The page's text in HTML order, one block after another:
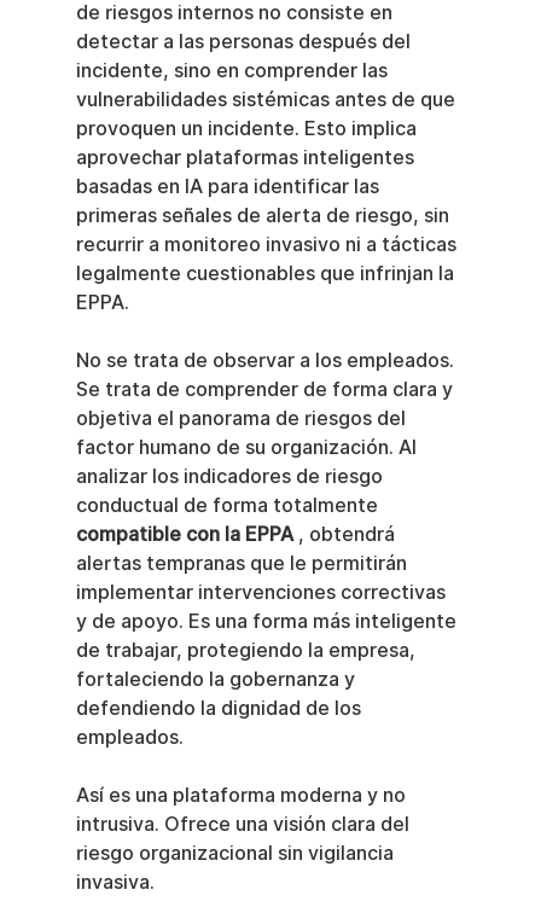
de riesgos internos no consiste en
detectar a las personas después del
incidente, sino en comprender las
vulnerabilidades sistémicas antes de que
provoquen un incidente. Esto implica
aprovechar plataformas inteligentes
basadas en IA para identificar las
primeras señales de alerta de riesgo, sin
recurrir a monitoreo invasivo ni a tácticas
legalmente cuestionables que infrinjan la
EPPA.
No se trata de observar a los empleados.
Se trata de comprender de forma clara y
objetiva el panorama de riesgos del
factor humano de su organización. Al
analizar los indicadores de riesgo
conductual de forma totalmente
compatible con la EPPA , obtendrá
alertas tempranas que le permitirán
implementar intervenciones correctivas
y de apoyo. Es una forma más inteligente
de trabajar, protegiendo la empresa,
fortaleciendo la gobernanza y
defendiendo la dignidad de los
empleados.
Así es una plataforma moderna y no
intrusiva. Ofrece una visión clara del
riesgo organizacional sin vigilancia
invasiva.